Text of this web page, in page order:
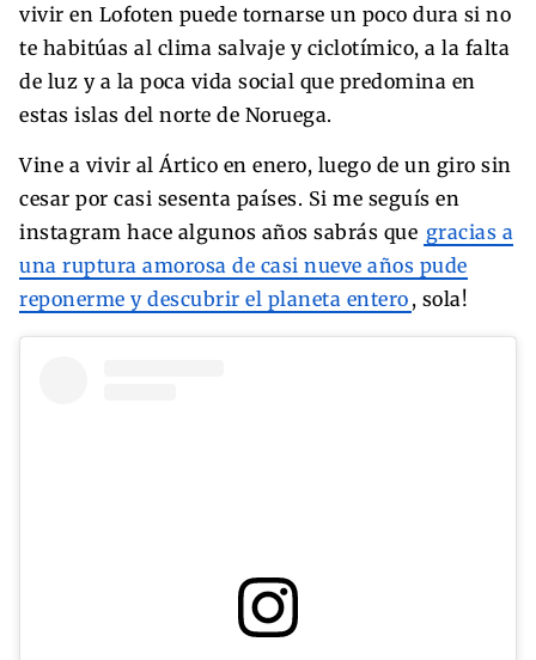
vivir en Lofoten puede tornarse un poco dura si no
te habitúas al clima salvaje y ciclotímico, a la falta
de luz y a la poca vida social que predomina en
estas islas del norte de Noruega.
Vine a vivir al Ártico en enero, luego de un giro sin
cesar por casi sesenta países. Si me seguís en
instagram hace algunos años sabrás que gracias a
una ruptura amorosa de casi nueve años pude
reponerme y descubrir el planeta entero , sola!